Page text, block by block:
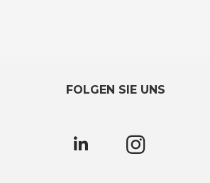
FOLGEN SIE UNS